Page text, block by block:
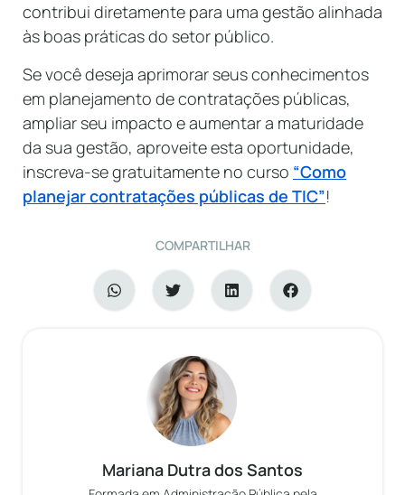
contribui diretamente para uma gestão alinhada
às boas práticas do setor público.
Se você deseja aprimorar seus conhecimentos
em planejamento de contratações públicas,
ampliar seu impacto e aumentar a maturidade
da sua gestão, aproveite esta oportunidade,
inscreva-se gratuitamente no curso “Como
planejar contratações públicas de TIC”!
COMPARTILHAR
Mariana Dutra dos Santos